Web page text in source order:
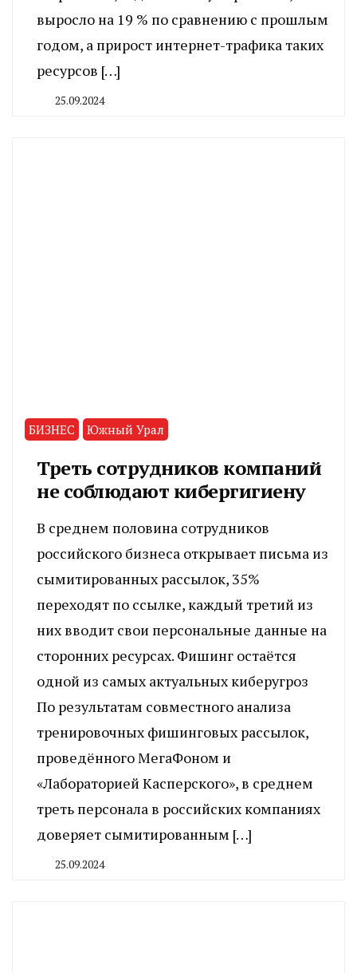
выросло на 19 % по сравнению с прошлым
годом, а прирост интернет-трафика таких
ресурсов […]
25.09.2024
БИЗНЕС Южный Урал
Треть сотрудников компаний
не соблюдают кибергигиену
В среднем половина сотрудников
российского бизнеса открывает письма из
сымитированных рассылок, 35%
переходят по ссылке, каждый третий из
них вводит свои персональные данные на
сторонних ресурсах. Фишинг остаётся
одной из самых актуальных киберугроз
По результатам совместного анализа
тренировочных фишинговых рассылок,
проведённого МегаФоном и
«Лабораторией Касперского», в среднем
треть персонала в российских компаниях
доверяет сымитированным […]
25.09.2024